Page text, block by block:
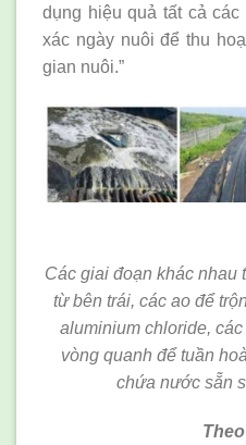
dụng hiệu quả tất cả
xác ngày nuôi để thu
gian nuôi.”
Các giai đoạn khác nhau
từ bên trái, các ao để
aluminium chloride,
vòng quanh để tuần
chứa nước sẵn
Theo